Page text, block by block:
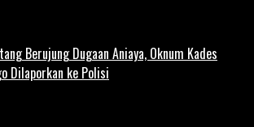
Berujung Dugaan Aniaya, Oknum Kades
Dilaporkan ke Polisi